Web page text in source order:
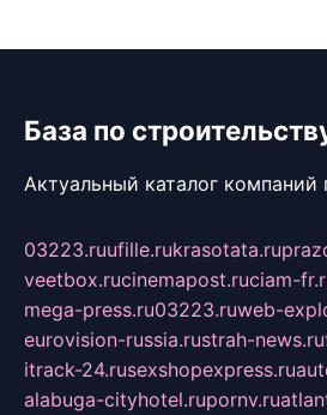
База по
Актуальный каталог компаний
03223.ruufille.rukrasotata.ru
veetbox.rucinemapost.ruciam-
mega-press.ru03223.ruweb-
eurovision-russia.rustrah-news.ru
itrack-24.rusexshopexpress.ru
alabuga-cityhotel.rupornv.ru